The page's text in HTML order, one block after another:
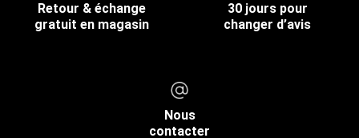
Retour & échange
gratuit en magasin
30 jours pour
changer d’avis
Nous
contacter